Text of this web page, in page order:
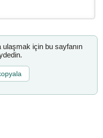
için bu sayfanın